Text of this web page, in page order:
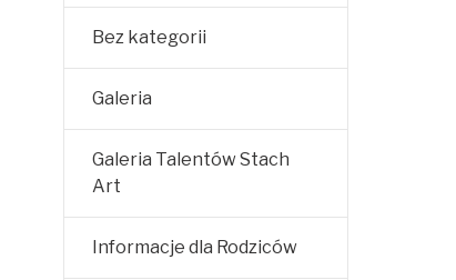
Bez kategorii
Galeria
Galeria Talentów Stach
Art
Informacje dla Rodziców